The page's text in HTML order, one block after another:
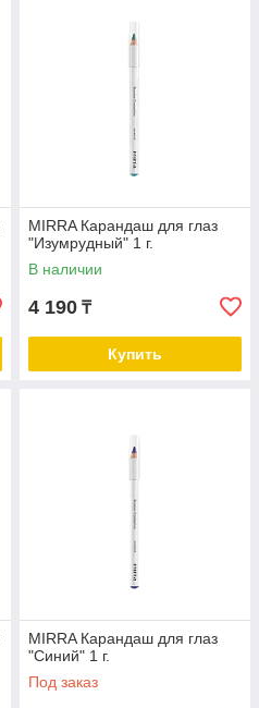
MIRRA Карандаш для глаз
"Изумрудный" 1 г.
В наличии
4 190 ₸
Купить
MIRRA Карандаш для глаз
"Синий" 1 г.
Под заказ